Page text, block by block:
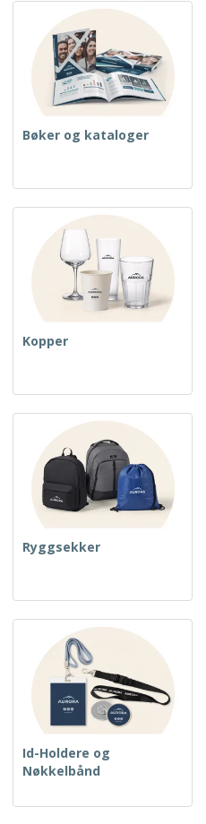
Bøker og kataloger
Kopper
Ryggsekker
Id-Holdere og
Nøkkelbånd